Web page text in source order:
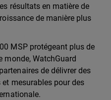
résultats en matière de
de manière plus
MSP protégeant plus de
monde, WatchGuard
de délivrer des
mesurables pour des